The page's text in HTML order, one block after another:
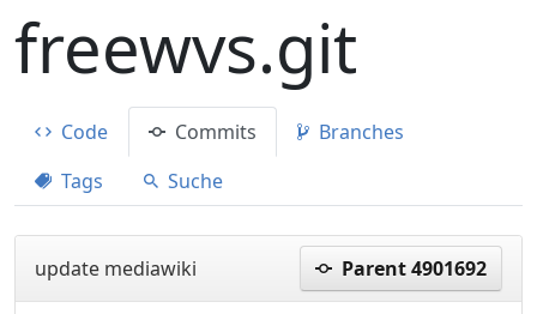
freewvs.git
Code Commits
Branches
Tags
Suche
update mediawiki Parent 4901692